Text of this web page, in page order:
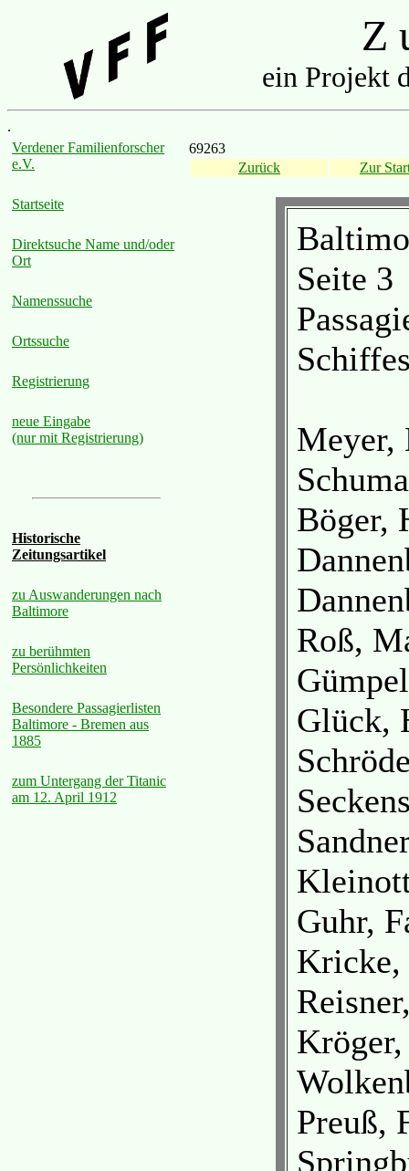
Z
ein Projekt
.
Verdener Familienforscher
e.V.
Startseite
Direktsuche Name und/oder
Ort
Namenssuche
Ortssuche
Registrierung
neue Eingabe
(nur mit Registrierung)
Historische
Zeitungsartikel
zu Auswanderungen nach
Baltimore
zu berühmten
Persönlichkeiten
Besondere Passagierlisten
Baltimore - Bremen aus
1885
zum Untergang der Titanic
am 12. April 1912
69263
Zurück
Zur
Seite 3
Meyer,
Böger,
Roß,
Glück,
Guhr,
Kricke,
Preuß,